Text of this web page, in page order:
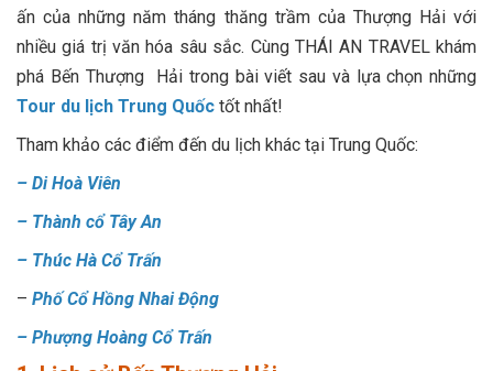
ấn của những năm tháng thăng trầm của Thượng Hải với
nhiều giá trị văn hóa sâu sắc. Cùng THÁI AN TRAVEL khám
phá Bến Thượng Hải trong bài viết sau và lựa chọn những
Tour du lịch Trung Quốc tốt nhất!
Tham khảo các điểm đến du lịch khác tại Trung Quốc:
– Di Hoà Viên
– Thành cổ Tây An
– Thúc Hà Cổ Trấn
– Phố Cổ Hồng Nhai Động
– Phượng Hoàng Cổ Trấn